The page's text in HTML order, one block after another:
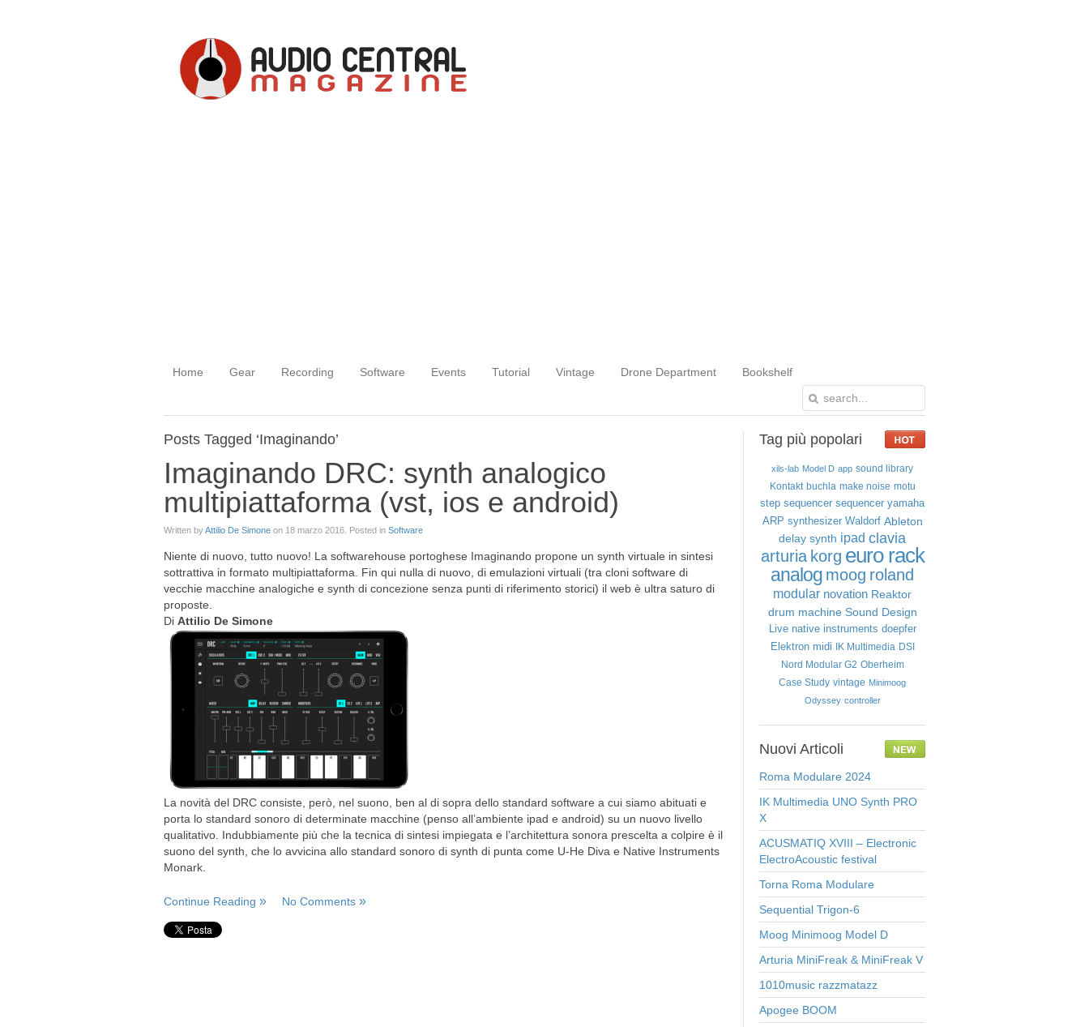
Home Gear Recording Software Events Tutorial Vintage Drone Department Bookshelf
Posts Tagged ‘Imaginando’
Imaginando DRC: synth analogico
multipiattaforma (vst, ios e android)
Written byAttilio De Simone on 18 marzo 2016 . Posted in Software
Niente di nuovo, tutto nuovo! La softwarehouse portoghese Imaginando propone un synth virtuale in sintesi
sottrattiva in formato multipiattaforma. Fin qui nulla di nuovo, di emulazioni virtuali (tra cloni software di
vecchie macchine analogiche e synth di concezione senza punti di riferimento storici) il web è ultra saturo di
proposte.
Di Attilio De Simone
La novità del DRC consiste, però, nel suono, ben al di sopra dello standard software a cui siamo abituati e
porta lo standard sonoro di determinate macchine (penso all’ambiente ipad e android) su un nuovo livello
qualitativo. Indubbiamente più che la tecnica di sintesi impiegata e l’architettura sonora prescelta a colpire è il
suono del synth, che lo avvicina allo standard sonoro di synth di punta come U-He Diva e Native Instruments
Monark.
Continue Reading No Comments
Tag più popolari
xils-lab Model D app sound library
Kontakt buchla make noise motu
step sequencer sequencer yamaha
ARP synthesizer Waldorf Ableton
delay synth ipad clavia
arturia korg euro rack
analog moog roland
modular novation Reaktor
drum machine Sound Design
Live native instruments doepfer
Elektron midi IK Multimedia DSI
Nord Modular G2 Oberheim
Case Study vintage Minimoog
Odyssey controller
Nuovi Articoli
Roma Modulare 2024
IK Multimedia UNO Synth PRO
X
ACUSMATIQ XVIII – Electronic
ElectroAcoustic festival
Torna Roma Modulare
Sequential Trigon-6
Moog Minimoog Model D
Arturia MiniFreak & MiniFreak V
1010music razzmatazz
Apogee BOOM